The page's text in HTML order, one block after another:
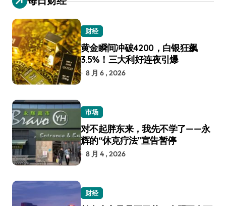
财经
黄金瞬间冲破4200，白银狂飙
3.5%！三大利好连夜引爆
8 月 6 , 2026
市场
对不起胖东来，我先不学了——永
辉的“休克疗法”宣告暂停
8 月 4 , 2026
财经